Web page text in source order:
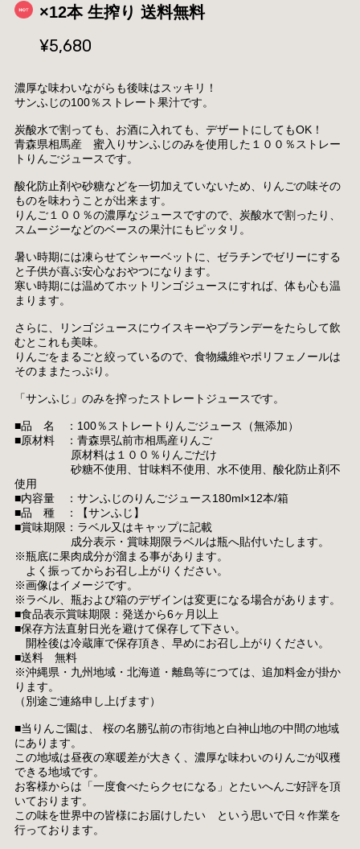
×12本 生搾り 送料無料
¥5,680
濃厚な味わいながらも後味はスッキリ！
サンふじの100％ストレート果汁です。
炭酸水で割っても、お酒に入れても、デザートにしてもOK！
青森県相馬産 蜜入りサンふじのみを使用した１００％ストレー
トりんごジュースです。
酸化防止剤や砂糖などを一切加えていないため、りんごの味その
ものを味わうことが出来ます。
りんご１００％の濃厚なジュースですので、炭酸水で割ったり、
スムージーなどのベースの果汁にもピッタリ。
暑い時期には凍らせてシャーベットに、ゼラチンでゼリーにする
と子供が喜ぶ安心なおやつになります。
寒い時期には温めてホットリンゴジュースにすれば、体も心も温
まります。
さらに、リンゴジュースにウイスキーやブランデーをたらして飲
むとこれも美味。
りんごをまるごと絞っているので、食物繊維やポリフェノールは
そのままたっぷり。
「サンふじ」のみを搾ったストレートジュースです。
■品 名 ：100％ストレートりんごジュース（無添加）
■原材料 ：青森県弘前市相馬産りんご
原材料は１００％りんごだけ
砂糖不使用、甘味料不使用、水不使用、酸化防止剤不
使用
■内容量 ：サンふじのりんごジュース180ml×12本/箱
■品 種 ：【サンふじ】
■賞味期限：ラベル又はキャップに記載
成分表示・賞味期限ラベルは瓶へ貼付いたします。
※瓶底に果肉成分が溜まる事があります。
よく振ってからお召し上がりください。
※画像はイメージです。
※ラベル、瓶および箱のデザインは変更になる場合があります。
■食品表示賞味期限：発送から6ヶ月以上
■保存方法直射日光を避けて保存して下さい。
開栓後は冷蔵庫で保存頂き、早めにお召し上がりください。
■送料 無料
※沖縄県・九州地域・北海道・離島等につては、追加料金が掛か
ります。
（別途ご連絡申し上げます）
■当りんご園は、 桜の名勝弘前の市街地と白神山地の中間の地域
にあります。
この地域は昼夜の寒暖差が大きく、濃厚な味わいのりんごが収穫
できる地域です。
お客様からは「一度食べたらクセになる」とたいへんご好評を頂
いております。
この味を世界中の皆様にお届けしたい という思いで日々作業を
行っております。